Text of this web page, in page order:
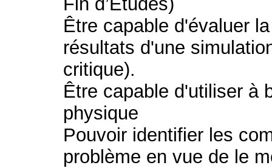
Être capable d'évaluer
résultats d'une
critique).
Être capable d'utiliser à
physique
Pouvoir identifier les
problème en vue de le